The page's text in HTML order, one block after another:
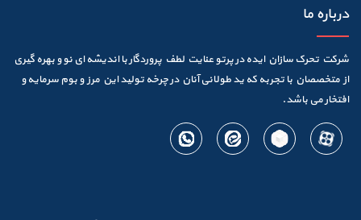
درباره ما
شرکت تحرک سازان ایده در پرتو عنایت لطف پروردگار با اندیشه ای نو و بهره گیری
از متخصصان با تجربه که ید طولانی آنان در چرخه تولید این مرز و بوم سرمایه و
افتخار می باشد.